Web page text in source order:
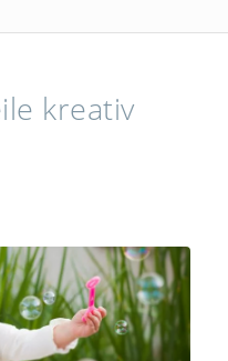
kreativ